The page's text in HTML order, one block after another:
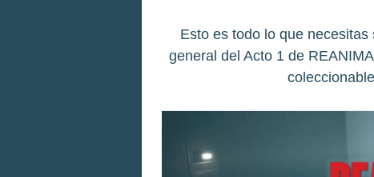
Esto es todo lo que
general del Acto 1 de